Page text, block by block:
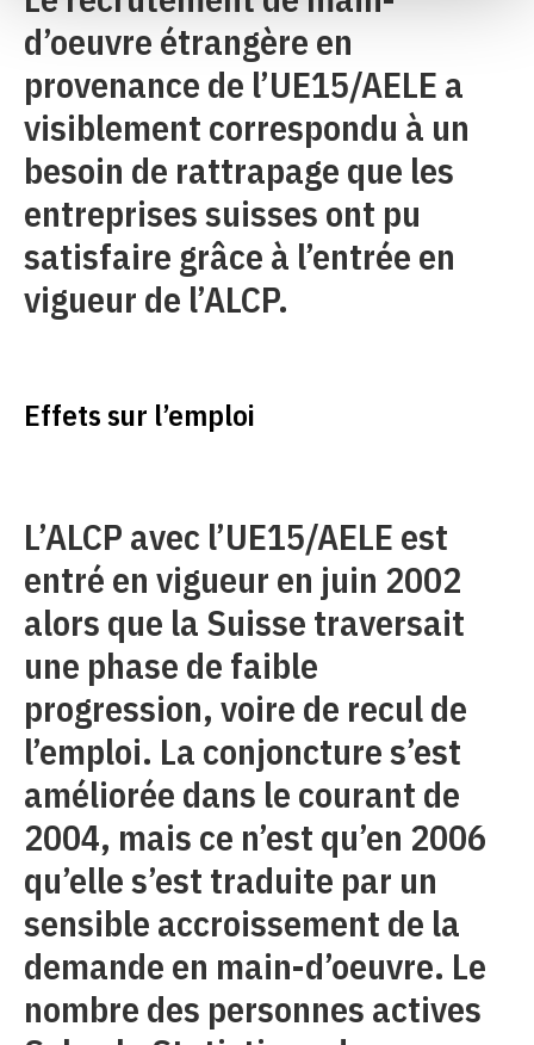
d’oeuvre étrangère en
provenance de l’UE15/AELE a
visiblement correspondu à un
besoin de rattrapage que les
entreprises suisses ont pu
satisfaire grâce à l’entrée en
vigueur de l’ALCP.
Effets sur l’emploi
L’ALCP avec l’UE15/AELE est
entré en vigueur en juin 2002
alors que la Suisse traversait
une phase de faible
progression, voire de recul de
l’emploi. La conjoncture s’est
améliorée dans le courant de
2004, mais ce n’est qu’en 2006
qu’elle s’est traduite par un
sensible accroissement de la
demande en main-d’oeuvre. Le
nombre des personnes actives